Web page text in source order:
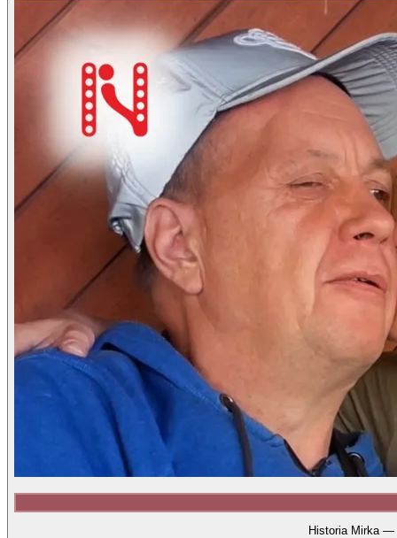
Historia Mirka —